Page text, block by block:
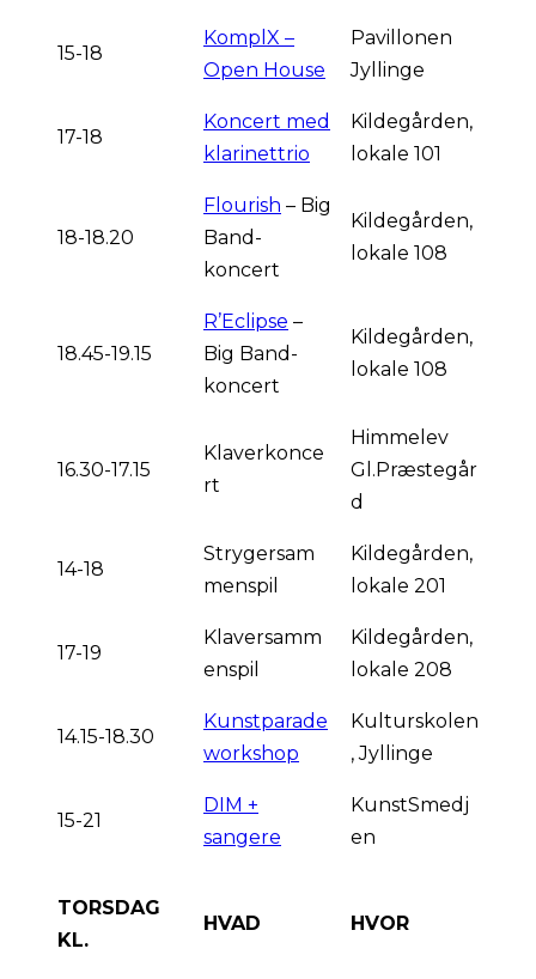
15-18
KomplX –
Open House
Pavillonen
Jyllinge
17-18
Koncert med
klarinettrio
Kildegården,
lokale 101
18-18.20
Flourish – Big
Band-
koncert
Kildegården,
lokale 108
18.45-19.15
R’Eclipse –
Big Band-
koncert
Kildegården,
lokale 108
16.30-17.15
Klaverkonce
rt
Himmelev
Gl.Præstegår
d
14-18
Strygersam
menspil
Kildegården,
lokale 201
17-19
Klaversamm
enspil
Kildegården,
lokale 208
14.15-18.30
Kunstparade
workshop
Kulturskolen
, Jyllinge
15-21
DIM +
sangere
KunstSmedj
en
TORSDAG
KL.
HVAD HVOR